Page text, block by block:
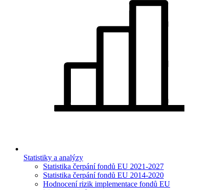
Statistiky a analýzy
Statistika čerpání fondů EU 2021-2027
Statistika čerpání fondů EU 2014-2020
Hodnocení rizik implementace fondů EU